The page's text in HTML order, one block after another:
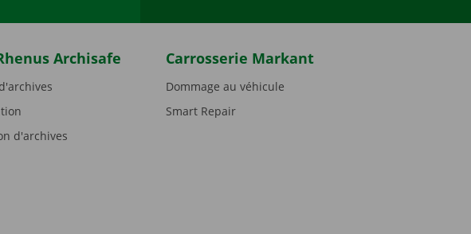
Archisafe
d'archives
Carrosserie Markant
Dommage au véhicule
Smart Repair